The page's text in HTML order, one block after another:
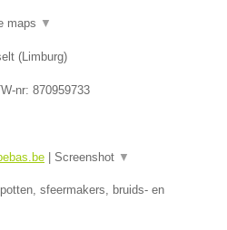
maps ▼
(Limburg)
nr: 870959733
Screenshot ▼
sfeermakers, bruids- en